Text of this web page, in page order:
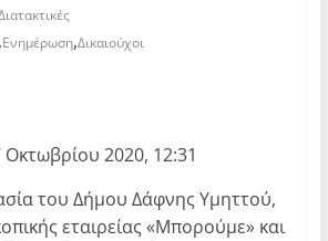
Ενημέρωση,Δικαιούχοι
2020, 12:31
του Δήμου Δάφνης Υμηττού,
εταιρείας «Μπορούμε» και